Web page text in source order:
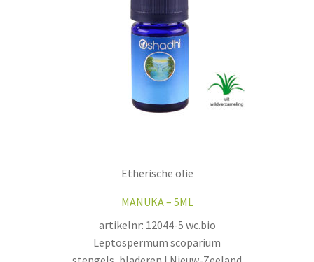
Etherische olie
MANUKA – 5ML
artikelnr: 12044-5 wc.bio
Leptospermum scoparium